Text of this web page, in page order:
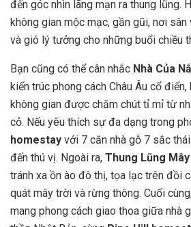
đến góc nhìn lãng mạn ra thung lũng.
không gian mộc mạc, gần gũi, nơi
và gió lý tưởng cho những buổi chiều
Bạn cũng có thể cân nhắc Nhà Của
kiến trúc phong cách Châu Âu cổ điển,
không gian được chăm chút tỉ mỉ từ
cỏ. Nếu yêu thích sự đa dạng trong
homestay với 7 căn nhà gỗ 7 sắc
đến thú vị. Ngoài ra, Thung Lũng
tránh xa ồn ào đô thị, tọa lạc trên đồi
quát mây trời và rừng thông. Cuối
mang phong cách giao thoa giữa nhà